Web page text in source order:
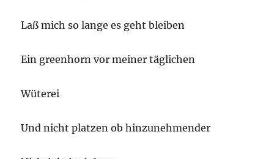
Laß mich so lange es geht bleiben
Ein greenhorn vor meiner täglichen
Wüterei
Und nicht platzen ob hinzunehmender